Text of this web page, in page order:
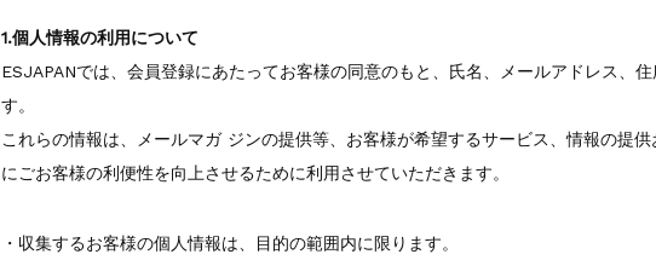
1.個人情報の利用について
ESJAPANでは、会員登録にあたってお客様の同意のもと、氏名、メールアドレス、
す。
これらの情報は、メールマガ ジンの提供等、お客様が希望するサービス、情報の提
にごお客様の利便性を向上させるために利用させていただきます。
・収集するお客様の個人情報は、目的の範囲内に限ります。